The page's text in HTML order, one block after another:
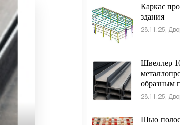
Каркас
здания
28.11.25,
Швеллер
образным
28.11.25,
Шью